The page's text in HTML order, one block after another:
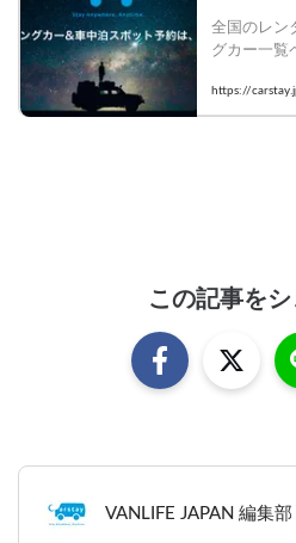
全国のレン
グカー一覧
たいゲスト
したいホス
https://
この記事を
VANLIFE JAPAN 編集部